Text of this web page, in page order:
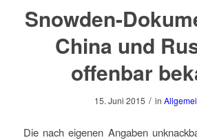
Snowden-
China und
offenbar
15. Juni 2015 / in
Die nach eigenen Angaben